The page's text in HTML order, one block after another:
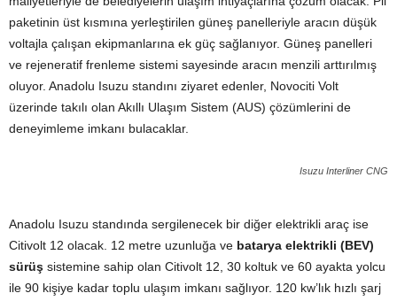
paketinin üst kısmına yerleştirilen güneş panelleriyle aracın düşük
voltajla çalışan ekipmanlarına ek güç sağlanıyor. Güneş panelleri
ve rejeneratif frenleme sistemi sayesinde aracın menzili arttırılmış
oluyor. Anadolu Isuzu standını ziyaret edenler, Novociti Volt
üzerinde takılı olan Akıllı Ulaşım Sistem (AUS) çözümlerini de
deneyimleme imkanı bulacaklar.
Isuzu Interliner CNG
Anadolu Isuzu standında sergilenecek bir diğer elektrikli araç ise
Citivolt 12 olacak. 12 metre uzunluğa ve batarya elektrikli (BEV)
sürüş sistemine sahip olan Citivolt 12, 30 koltuk ve 60 ayakta yolcu
ile 90 kişiye kadar toplu ulaşım imkanı sağlıyor. 120 kw’lık hızlı şarj